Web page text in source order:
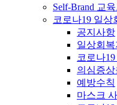
Self-Brand 교
코로나19 일상
공지사항
일상회
코로나
의심증
예방수칙
마스크